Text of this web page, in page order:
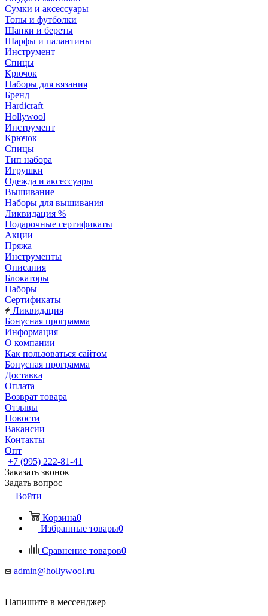
Сумки и аксессуары
Топы и футболки
Шапки и береты
Шарфы и палантины
Инструмент
Спицы
Крючок
Наборы для вязания
Бренд
Hardicraft
Hollywool
Инструмент
Крючок
Спицы
Тип набора
Игрушки
Одежда и аксессуары
Вышивание
Наборы для вышивания
Ликвидация %
Подарочные сертификаты
Акции
Пряжа
Инструменты
Описания
Блокаторы
Наборы
Сертификаты
Ликвидация
Бонусная программа
Информация
О компании
Как пользоваться сайтом
Бонусная программа
Доставка
Оплата
Возврат товара
Отзывы
Новости
Вакансии
Контакты
Опт
+7 (995) 222-81-41
Заказать звонок
Задать вопрос
Войти
Корзина0
Избранные товары0
Сравнение товаров0
admin@hollywool.ru
Напишите в мессенджер